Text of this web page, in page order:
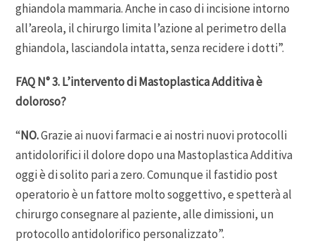
ghiandola mammaria. Anche in caso di incisione intorno
all’areola, il chirurgo limita l’azione al perimetro della
ghiandola, lasciandola intatta, senza recidere i dotti”.
FAQ N° 3. L’intervento di Mastoplastica Additiva è
doloroso?
“NO.Grazie ai nuovi farmaci e ai nostri nuovi protocolli
antidolorifici il dolore dopo una Mastoplastica Additiva
oggi è di solito pari a zero. Comunque il fastidio post
operatorio è un fattore molto soggettivo, e spetterà al
chirurgo consegnare al paziente, alle dimissioni, un
protocollo antidolorifico personalizzato”.